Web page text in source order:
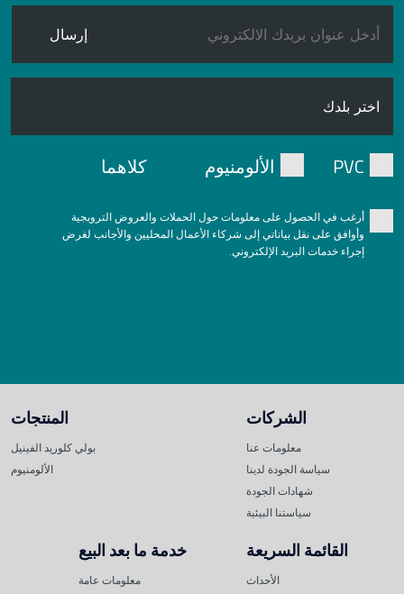
إرسال
PVC الألومنيوم كلاهما
أرغب في الحصول على معلومات حول الحملات والعروض الترويجية
وأوافق على نقل بياناتي إلى شركاء الأعمال المحليين والأجانب لغرض
إجراء خدمات البريد الإلكتروني.
الشركات
معلومات عنا
سياسة الجودة لدينا
شهادات الجودة
سياستنا البيئية
المنتجات
بولي كلوريد الفينيل
الألومنيوم
القائمة السريعة
الأحداث
خدمة ما بعد البيع
معلومات عامة